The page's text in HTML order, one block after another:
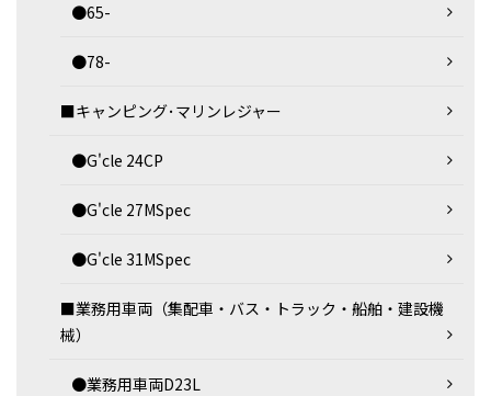
●65-
●78-
■キャンピング･マリンレジャー
●G'cle 24CP
●G'cle 27MSpec
●G'cle 31MSpec
■業務用車両（集配車・バス・トラック・船舶・建設機
械）
●業務用車両D23L